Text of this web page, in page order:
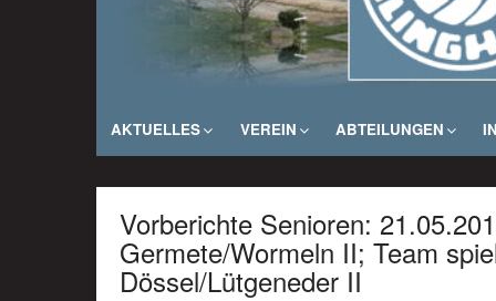
AKTUELLES VEREIN ABTEILUNGEN
Vorberichte Senioren:
Germete/Wormeln II; Team
Dössel/Lütgeneder II